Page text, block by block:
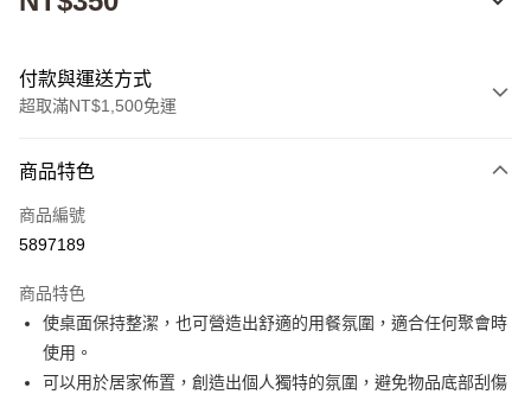
付款與運送方式
超取滿NT$1,500免運
信用卡一次付款
超商取貨付款
街口支付
悠遊付
商品特色
商品編號
5897189
商品特色
使桌面保持整潔，也可營造出舒適的用餐氛圍，適合任何聚會時
使用。
可以用於居家佈置，創造出個人獨特的氛圍，避免物品底部刮傷